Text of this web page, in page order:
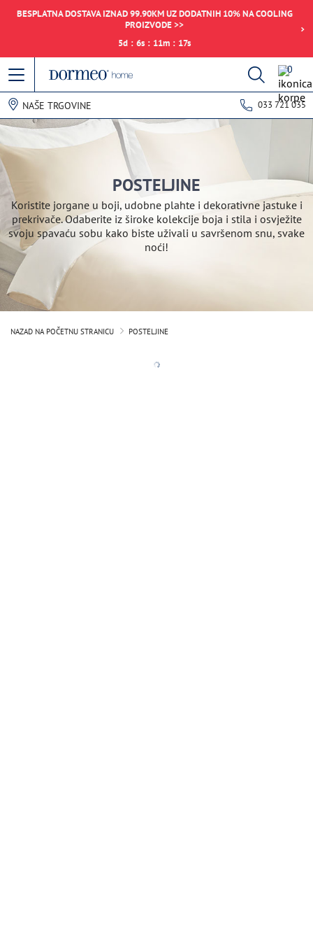
BESPLATNA DOSTAVA IZNAD 99.90KM UZ DODATNIH 10% NA COOLING
PROIZVODE >>
5d : 6s : 11m : 17s
0
NAŠE TRGOVINE 033 721 035
POSTELJINE
Koristite jorgane u boji, udobne plahte i dekorativne jastuke i
prekrivače. Odaberite iz široke kolekcije boja i stila i osvježite
svoju spavaću sobu kako biste uživali u savršenom snu, svake
noći!
NAZAD NA POČETNU STRANICU POSTELJINE